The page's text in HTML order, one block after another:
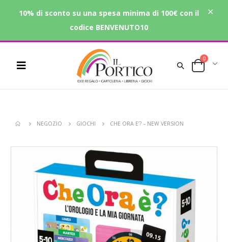
0
NEGOZIO GIOCHI CHE ORA E’? – NEW VERSION
10% di sconto su una spesa minima di 100€ con il
codice BENVENUTO10